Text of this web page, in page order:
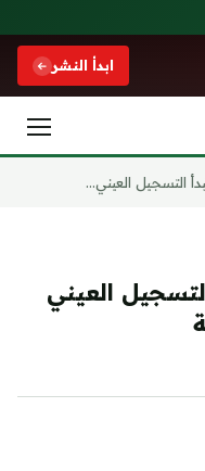
ابدأ النشر
التسجيل العيني...
العيني